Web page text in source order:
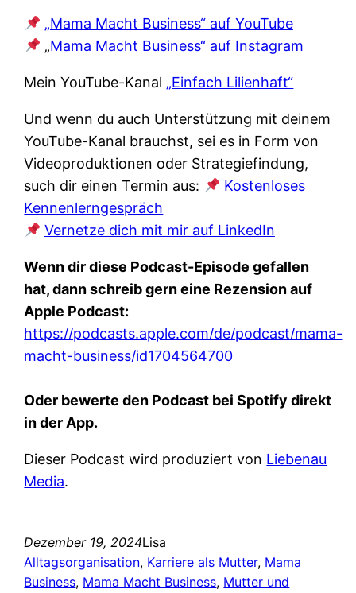
„Mama Macht Business“ auf YouTube
„Mama Macht Business“ auf Instagram
Mein YouTube-Kanal „Einfach Lilienhaft“
Und wenn du auch Unterstützung mit deinem
YouTube-Kanal brauchst, sei es in Form von
Videoproduktionen oder Strategiefindung,
such dir einen Termin aus:
Kostenloses
Kennenlerngespräch
Vernetze dich mit mir auf LinkedIn
Wenn dir diese Podcast-Episode gefallen
hat, dann schreib gern eine Rezension auf
Apple Podcast:
https://podcasts.apple.com/de/podcast/mama-
macht-business/id1704564700
Oder bewerte den Podcast bei Spotify direkt
in der App.
Dieser Podcast wird produziert von Liebenau
Media.
Dezember 19, 2024Lisa
Alltagsorganisation, Karriere als Mutter, Mama
Business, Mama Macht Business, Mutter und